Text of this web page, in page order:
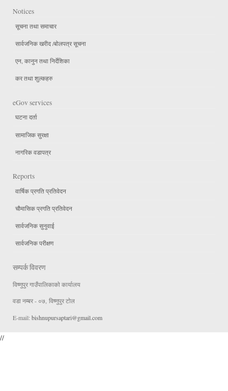
Notices
सूचना तथा समाचार
सार्वजनिक खरीद /बोलपत्र सूचना
एन, कानुन तथा निर्देशिका
कर तथा शुल्कहरु
eGov services
घटना दर्ता
सामाजिक सुरक्षा
नागरिक वडापत्र
Reports
वार्षिक प्रगति प्रतिवेदन
चौमासिक प्रगति प्रतिवेदन
सार्वजनिक सुनुवाई
सार्वजनिक परीक्षण
सम्पर्क विवरण
विष्णुपुर गाउँपालिकाकाे कार्यालय
वडा न‌म्बर - ०७, विष्णुपुर टाेल
E-mail: bishnupursaptari@gmail.com
//